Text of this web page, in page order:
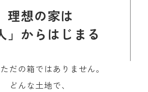
理想の家は
」からはじまる
だの箱ではありません。
どんな土地で、